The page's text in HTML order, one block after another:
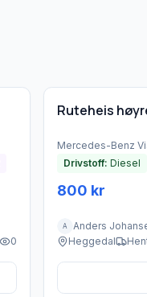
0
Ruteheis
Mercedes-Benz
Drivstoff: Diesel
800 kr
A
Anders
Heggedal